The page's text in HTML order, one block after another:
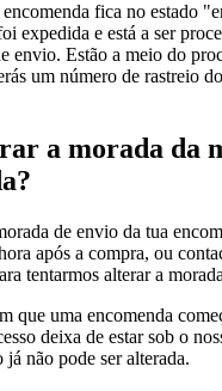
fica no estado
expedida e está a ser
envio. Estão a meio do
um número de rastreio
a morada da
de envio da tua
após a compra, ou
tentarmos alterar a
que uma encomenda
deixa de estar sob o
não pode ser alterada.